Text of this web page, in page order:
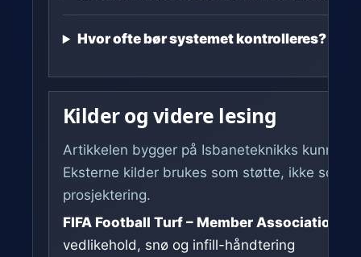
Hvor ofte bør systemet kontrolleres?
Kilder og videre lesing
Artikkelen bygger på Isbaneteknikks
Eksterne kilder brukes som støtte, ikke som
prosjektering.
FIFA Football Turf – Member Association
vedlikehold, snø og infill-håndtering